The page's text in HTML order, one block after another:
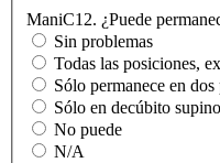
ManiC12. ¿Puede
Sin problemas
Todas las posiciones,
Sólo permanece en
Sólo en decúbito
No puede
N/A